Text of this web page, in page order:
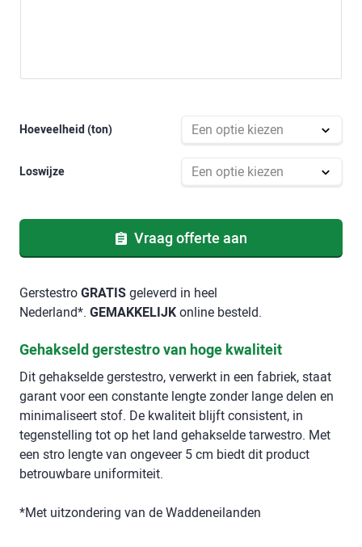
Hoeveelheid (ton)
Loswijze
Vraag offerte aan
Gerstestro GRATIS geleverd in heel
Nederland*. GEMAKKELIJK online besteld.
Gehakseld gerstestro van hoge kwaliteit
Dit gehakselde gerstestro, verwerkt in een fabriek, staat
garant voor een constante lengte zonder lange delen en
minimaliseert stof. De kwaliteit blijft consistent, in
tegenstelling tot op het land gehakselde tarwestro. Met
een stro lengte van ongeveer 5 cm biedt dit product
betrouwbare uniformiteit.
*Met uitzondering van de Waddeneilanden